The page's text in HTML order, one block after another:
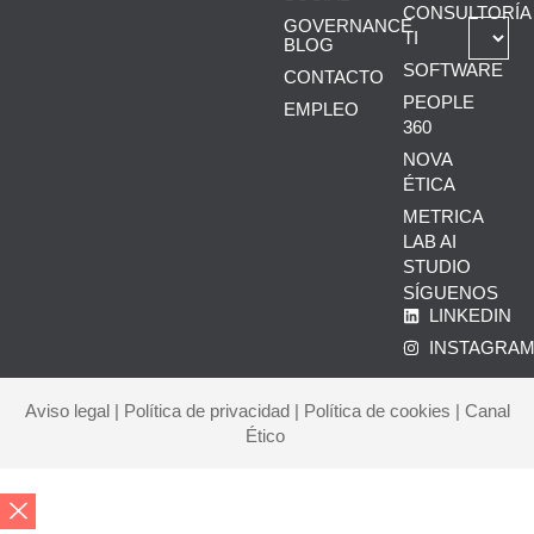
GOVERNANCE
BLOG
CONTACTO
EMPLEO
CONSULTORÍA
TI
SOFTWARE
PEOPLE
360
NOVA
ÉTICA
METRICA
LAB AI
STUDIO
SÍGUENOS
LINKEDIN
Aviso legal| Política de privacidad| Política de cookies | Canal
Ético